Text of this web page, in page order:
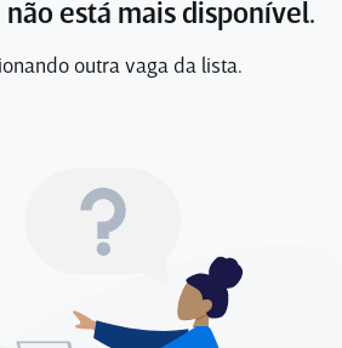
não está mais disponível.
outra vaga da lista.